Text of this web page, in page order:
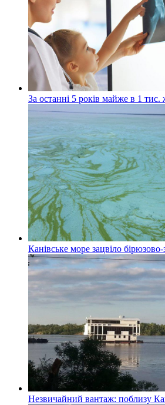
За останні 5 років майже в 1
Канівське море зацвіло
Незвичайний вантаж: поблизу